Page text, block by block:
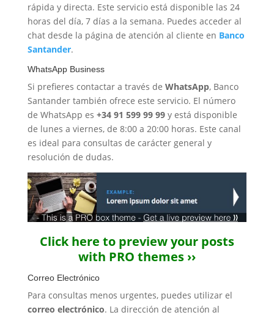
rápida y directa. Este servicio está disponible las 24
horas del día, 7 días a la semana. Puedes acceder al
chat desde la página de atención al cliente en Banco
Santander.
WhatsApp Business
Si prefieres contactar a través de WhatsApp, Banco
Santander también ofrece este servicio. El número
de WhatsApp es +34 91 599 99 99y está disponible
de lunes a viernes, de 8:00 a 20:00 horas. Este canal
es ideal para consultas de carácter general y
resolución de dudas.
Click here to preview your posts
with PRO themes ››
Correo Electrónico
Para consultas menos urgentes, puedes utilizar el
correo electrónico. La dirección de atención al